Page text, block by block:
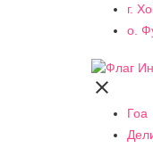
г.
о.

Гоа